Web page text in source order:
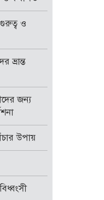
ও
ভ্রান্ত
জন্য
উপায়